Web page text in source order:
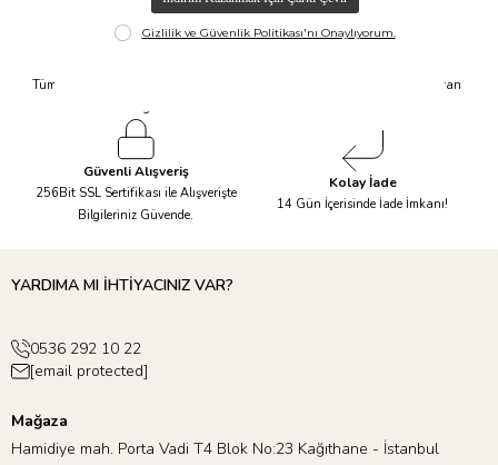
Tüm Siparişleriniz Aynı Gün 14.00'a
Tüm Ürünlerde 6 Aya Kadar Varan
Güvenli Alışveriş
256Bit SSL Sertifikası ile Alışverişte
Bilgileriniz Güvende.
Kolay İade
14 Gün İçerisinde İade İmkanı!
YARDIMA MI İHTİYACINIZ VAR?
0536 292 10 22
[email protected]
Mağaza
Hamidiye mah. Porta Vadi T4 Blok No:23 Kağıthane - İstanbul